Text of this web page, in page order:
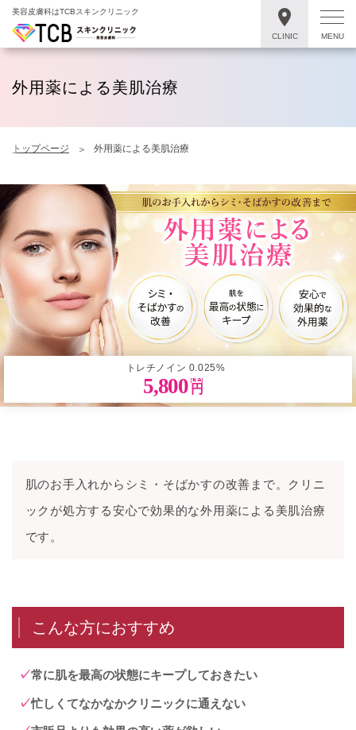
美容皮膚科はTCBスキンクリニック
外用薬による美肌治療
トップページ 外用薬による美肌治療
トレチノイン 0.025%
5,800 円
肌のお手入れからシミ・そばかすの改善まで。クリニ
ックが処方する安心で効果的な外用薬による美肌治療
です。
こんな方におすすめ
常に肌を最高の状態にキープしておきたい
忙しくてなかなかクリニックに通えない
CLINIC MENU